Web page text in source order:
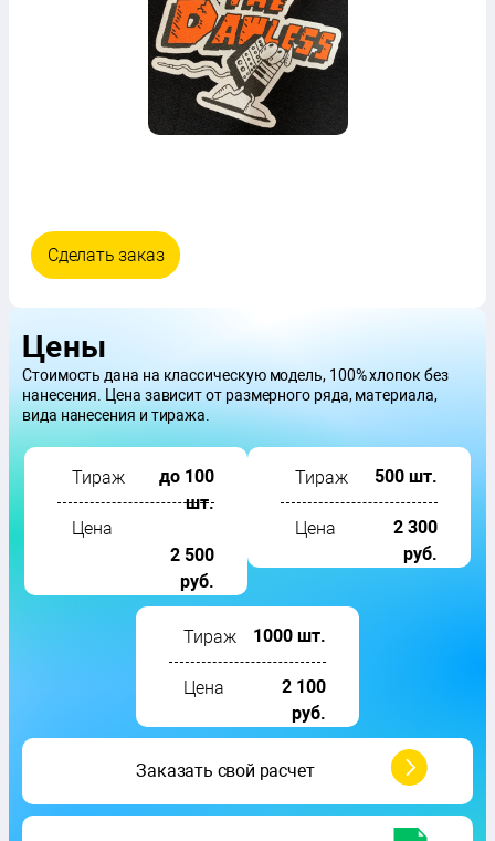
Сделать заказ
Цены
Стоимость дана на классическую модель, 100% хлопок без
нанесения. Цена зависит от размерного ряда, материала,
вида нанесения и тиража.
Тираж
до 100
шт.
Цена
2 500
руб.
Тираж 500 шт.
Цена
2 300
руб.
Тираж 1000 шт.
Цена
2 100
руб.
Заказать свой расчет